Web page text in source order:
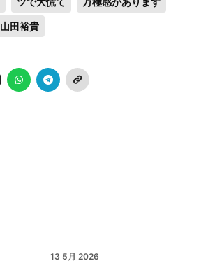
山田裕貴
13 5月 2026